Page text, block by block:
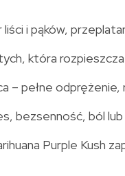
i pąków,
która
pełne odprężenie,
bezsenność, ból
Purple Kush